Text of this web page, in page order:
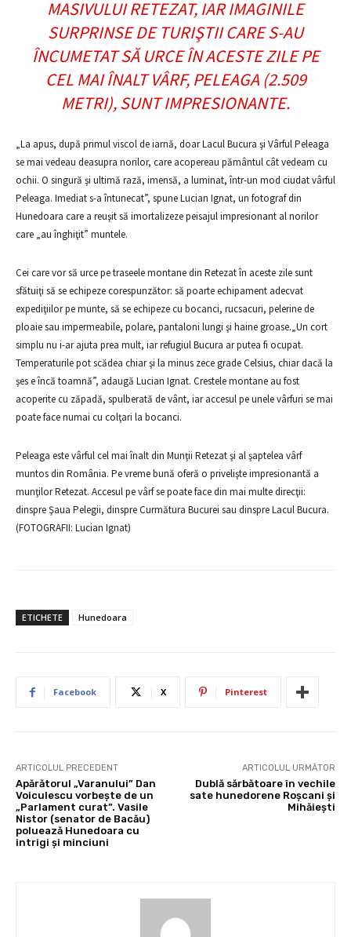
MASIVULUI RETEZAT, IAR IMAGINILE
SURPRINSE DE TURIŞTII CARE S-AU
ÎNCUMETAT SĂ URCE ÎN ACESTE ZILE PE
CEL MAI ÎNALT VÂRF, PELEAGA (2.509
METRI), SUNT IMPRESIONANTE.
„La apus, după primul viscol de iarnă, doar Lacul Bucura şi Vârful Peleaga
se mai vedeau deasupra norilor, care acopereau pământul cât vedeam cu
ochii. O singură şi ultimă rază, imensă, a luminat, într-un mod ciudat vârful
Peleaga. Imediat s-a întunecat”, spune Lucian Ignat, un fotograf din
Hunedoara care a reuşit să imortalizeze peisajul impresionant al norilor
care „au înghiţit” muntele.
Cei care vor să urce pe traseele montane din Retezat în aceste zile sunt
sfătuiţi să se echipeze corespunzător: să poarte echipament adecvat
expediţiilor pe munte, să se echipeze cu bocanci, rucsacuri, pelerine de
ploaie sau impermeabile, polare, pantaloni lungi şi haine groase.„Un cort
simplu nu i-ar ajuta prea mult, iar refugiul Bucura ar putea fi ocupat.
Temperaturile pot scădea chiar şi la minus zece grade Celsius, chiar dacă la
şes e încă toamnă”, adaugă Lucian Ignat. Crestele montane au fost
acoperite cu zăpadă, spulberată de vânt, iar accesul pe unele vârfuri se mai
poate face numai cu colţari la bocanci.
Peleaga este vârful cel mai înalt din Munţii Retezat şi al şaptelea vârf
muntos din România. Pe vreme bună oferă o privelişte impresionantă a
munţilor Retezat. Accesul pe vârf se poate face din mai multe direcţii:
dinspre Şaua Pelegii, dinspre Curmătura Bucurei sau dinspre Lacul Bucura.
(FOTOGRAFII: Lucian Ignat)
ETICHETE Hunedoara
Facebook X Pinterest
ARTICOLUL PRECEDENT
Apărătorul „Varanului” Dan
Voiculescu vorbeşte de un
„Parlament curat”. Vasile
Nistor (senator de Bacău)
poluează Hunedoara cu
intrigi şi minciuni
ARTICOLUL URMĂTOR
Dublă sărbătoare în vechile
sate hunedorene Roșcani și
Mihăiești